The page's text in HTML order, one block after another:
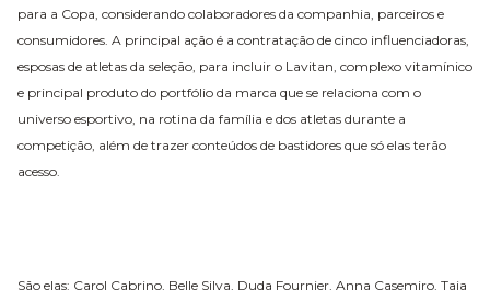
para a Copa, considerando colaboradores da companhia, parceiros e
consumidores. A principal ação é a contratação de cinco influenciadoras,
esposas de atletas da seleção, para incluir o Lavitan, complexo vitamínico
e principal produto do portfólio da marca que se relaciona com o
universo esportivo, na rotina da família e dos atletas durante a
competição, além de trazer conteúdos de bastidores que só elas terão
acesso.
São elas: Carol Cabrino, Belle Silva, Duda Fournier, Anna Casemiro, Taia